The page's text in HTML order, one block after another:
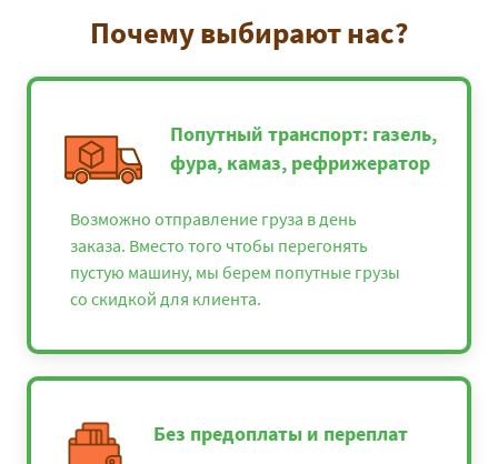
Почему выбирают нас?
Попутный транспорт: газель,
фура, камаз, рефрижератор
Возможно отправление груза в день
заказа. Вместо того чтобы перегонять
пустую машину, мы берем попутные грузы
со скидкой для клиента.
Без предоплаты и переплат